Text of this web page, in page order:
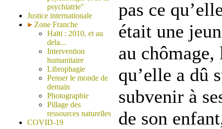
psychiatrie"
Justice internationale
Zone Franche
Haïti : 2010, et au
dela...
Intervention
humanitaire
Librophagie
Penser le monde de
demain
Photographie
Pillage des
ressources naturelles
COVID-19
pas ce
était une
au chômage,
qu’elle a dû
subvenir à
de son